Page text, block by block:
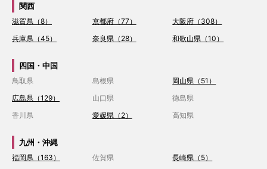
関西
滋賀県（8） 京都府（77）
大阪府（308）
兵庫県（45）
奈良県（28） 和歌山県（10）
四国・中国
鳥取県 島根県
岡山県（51）
広島県（129）
山口県
徳島県
香川県
愛媛県（2） 高知県
九州・沖縄
福岡県（163） 佐賀県
長崎県（5）